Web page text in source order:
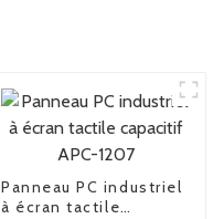
Panneau PC industriel
à écran tactile